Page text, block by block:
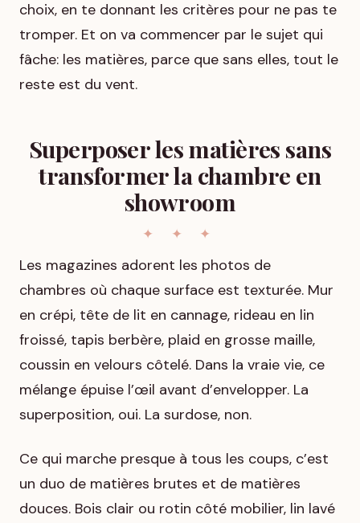
choix, en te donnant les critères pour ne pas te
tromper. Et on va commencer par le sujet qui
fâche: les matières, parce que sans elles, tout le
reste est du vent.
Superposer les matières sans
transformer la chambre en
showroom
Les magazines adorent les photos de
chambres où chaque surface est texturée. Mur
en crépi, tête de lit en cannage, rideau en lin
froissé, tapis berbère, plaid en grosse maille,
coussin en velours côtelé. Dans la vraie vie, ce
mélange épuise l’œil avant d’envelopper. La
superposition, oui. La surdose, non.
Ce qui marche presque à tous les coups, c’est
un duo de matières brutes et de matières
douces. Bois clair ou rotin côté mobilier, lin lavé